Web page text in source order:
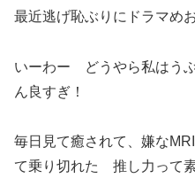
最近逃げ恥ぶりにドラマめ
いーわー どうやら私はう
ん良すぎ！
毎日見て癒されて、嫌な
て乗り切れた 推し力って